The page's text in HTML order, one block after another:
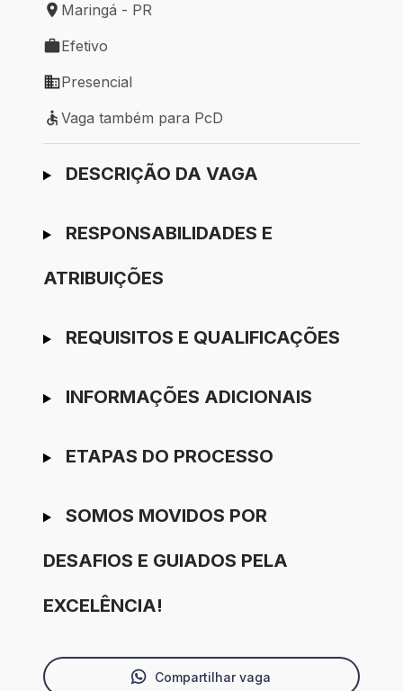
Local de trabalho: Maringá - PR
Maringá - PR
Tipo de vaga: Efetivo
Efetivo
Modelo de trabalho: Presencial
Presencial
Vaga também para PcD
Vaga também para PcD
Ir para candidatura
DESCRIÇÃO DA VAGA
RESPONSABILIDADES E
ATRIBUIÇÕES
REQUISITOS E QUALIFICAÇÕES
INFORMAÇÕES ADICIONAIS
ETAPAS DO PROCESSO
SOMOS MOVIDOS POR
DESAFIOS E GUIADOS PELA
EXCELÊNCIA!
Compartilhar vaga